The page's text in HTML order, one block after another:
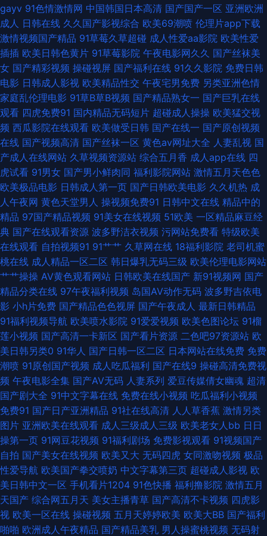
费视频 手机福利AV 国产福利第一页 91免费在线免费观看视频 五月天婷婷综
合社区网 国产精品久久66 91免费在线观看网页 日韩一二三五区 超碰91日韩
激情 有码导航 色在线亚洲天堂 黑丝福利影院 91蝌蚪网站 日韩爱爱二区 成人
熟妇人妻一区二区 91传媒网页 免费AV福利 97超碰人人撸 婷婷五月影院 黑
丝av导航 91九色熟女 欧美永久免费aⅴ 草黑丝大香蕉 影音先锋女人aV鲁色
欧美浮力第六页 豆花社区导航 91抖淫 欧美乱大交做爰性AV 肏屄国产视频肏
屄 69福利社不卡 麻豆操逼视频 91小视频大全在线观看 亚州精品国产精品 老
湿机福利社区 91网红免费站 五月亭在线 韩日十三区 91片色 丝袜avtt东京热
国产黄a三级大片 91社区在线播放 婷婷五月天激情文学 国产午夜福利网址
91偷拍视频网站 午夜小视频男人天堂 久草福利视频观看 91新人宝儿视频 无
码一区二区精品 国产在线二区 91嫩草久久天美传媒 色久悠悠成人图区 狠狠
干日 91探花精品偷拍 婷婷东京热亚洲 黑丝性爱欧美 91少妇热舞被操 日韩有
码在线播放 福利社区免费啊啊视频 91后入极品JK衣空 婷婷色麻豆 激情肏屄
网 91网址视频 亚洲成人黄色网址 久久一区二区精品福利 97视频在线看看 亚
洲第一9福利社区 婷婷四色 91免费WWW 91福利姬在线观看 亚洲成人日韩在
线 日韩黄欧美 人人摸人人干人人 三级黄在线 欧美成人在线TV性爱 九一色人
豆花祝频 阿片视频在线 91色蝌蚪导航 91国产在线观 1024国产精品 五月花
天堂 色色伦图 福利第一视频 91在线观看视频 91视频在线网址 91九色蝌蚪熟
gayv 91色情激情网 中国韩国日本高清 国产国产一区 亚洲欧洲
成人 日韩在线 久久国产影视综合 欧美69潮喷 伦理片app下载
激情视频国产精品 91草莓久草超碰 成人性爱aa影院 欧美性爱
插插 欧美日韩色黄片 91草莓影院 午夜电影网久久 国产丝袜美
女 国产精彩视频 操碰视屏 国产福利在线 91久久影院 免费日韩
电影 日韩成人影视 欧美精品性交 午夜宅男免费 另类亚洲色情
家庭乱伦理电影 91草B草B视频 国产精品熟女一 国产巨乳在线
观看 四虎免费91 国内精品无码短片 超碰成人操操 欧美猛交视
频 西瓜影院在线观看 欧美做受日韩 国产在线一 国产原创视频
在线 国产视频高清 国产丝袜一区 黄色av网址大全 人妻乱视 国
产成人在线网站 久草视频资源站 综合五月香 成人app在线 四
虎试看 91男女 国产男小鲜肉同 福利影院网站 激情五月天色色
欧美极品电影 日韩成人第一页 国产日韩欧美电影 久久机热 成
人午夜网 黄色天堂男人 操视频免费91 日韩中文在线 精品中的
精品 97国产精品视频 91美女在线视频 51欧美 一区精品麻豆经
典 国产在线观看资源 波多野洁衣视频 污网站免费看 特级欧美
在线观看 自拍视频91 91艹艹 久草网在线 18福利影院 老司机蜜
桃在线 成人精品一区二区 韩日爆乳无码三级 欧美伦理电影网站
艹艹操操 AV黄色观看网站 日韩欧美在线国产 新91视频网 国产
精品分类在线 97午夜福利视频 岛国AV动作无码 波多野吉依电
影 小h片免费 国产精品色色视屏 国产午夜成人 最新日韩精品
91福利视频导航 欧美喷水影院 91爱爱视频 欧美色图论坛 91榴
莲小视频 国产高清一卡新区 国产看片资源 二色吧97资源站 欧
美日韩另类0 91华人 国产日韩一区二区 日本网站在线免费 免费
潮喷 91原创国产视频 成人吃瓜福利 国产在线9 操碰高清免费视
频 午夜电影全集 国产AV无码 人妻系列 爱豆传媒倩女幽魂 超清
国产剧大全 91中文字幕在线 免费在线小视频 吃瓜福利小视频
免费91 国产日产亚洲精品 91社在线高清 人人草香蕉 激情另类
图片 亚洲欧美在线观看 成人三级成人三级 欧美老女人bb 日日
操第一页 91网豆花视频 91福利剧场 免费影视观看 91视频国产
自拍 国产美女在线视频 欧美又大 无码四虎 女同激吻视频 极品
性爱导航 欧美国产拳交喷奶 中文字幕第三页 超碰成人影视 欧
美日韩中文一区 手机看片1204 91色快播 福利撸影院 激情五月
天国产 综合网五月天 美女主播青草 国产高清不卡视频 四虎影
视 欧美一区在线 操碰视频 五月天婷婷欧美 欧美大BB 国产福利
啪啪 欧洲成人午夜精品 国产精品美乳 男人操蜜桃视频 无码射